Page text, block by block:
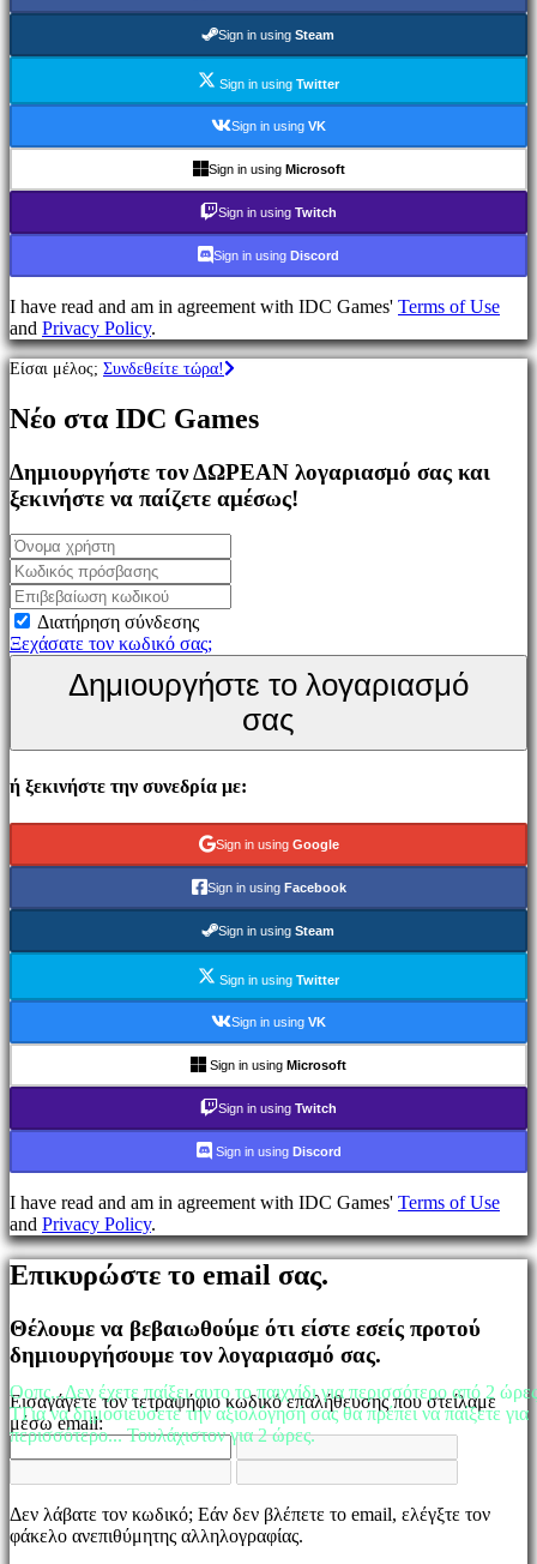
Παιχνίδια
Παιχνίδια
Παιχνίδια
Παιχνίδια
Racing
Casual
Indie
Simulation
games
Puzzle
games
games
Κοινότητα
Παιχνίδι
Εκδηλώσεις
εντός
παιχνιδιού
Νέα
Μέσα
Μαζικής
IDC
IDC
Υποστήριξη
Λογαριασμός
Σύνδεση
τον
σας;
Αλλαγή
γλώσσας
AR
BS
CS
DE
EL
EN
ES
FI
FR
KO
NL
Sign in using Steam
Sign in using Twitter
Sign in using VK
Sign in using Microsoft
Sign in using Twitch
Sign in using Discord
I have read and am in agreement with IDC Games' Terms of Use
and Privacy Policy.
Είσαι μέλος; Συνδεθείτε τώρα!
Νέο στα IDC Games
Δημιουργήστε τον ΔΩΡΕΑΝ λογαριασμό σας και
ξεκινήστε να παίζετε αμέσως!
Διατήρηση σύνδεσης
Ξεχάσατε τον κωδικό σας;
Δημιουργήστε το λογαριασμό
σας
ή ξεκινήστε την συνεδρία με:
Sign in using Google
Sign in using Facebook
Sign in using Steam
Sign in using Twitter
Sign in using VK
Sign in using Microsoft
Sign in using Twitch
Sign in using Discord
I have read and am in agreement with IDC Games' Terms of Use
and Privacy Policy.
Επικυρώστε το email σας.
Θέλουμε να βεβαιωθούμε ότι είστε εσείς προτού
δημιουργήσουμε τον λογαριασμό σας.
Εισαγάγετε τον τετραψήφιο κωδικό επαλήθευσης που στείλαμε
μέσω email:
Δεν λάβατε τον κωδικό; Εάν δεν βλέπετε το email, ελέγξτε τον
φάκελο ανεπιθύμητης αλληλογραφίας.
Οοπς...Δεν έχετε παίξει αυτο το παιχνίδι για περισσότερο από 2 ώρες
TΓια να δημοσιεύσετε την αξιολόγησή σας θα πρέπει να παίξετε για
περισσότερο... Τουλάχιστον για 2 ώρες.